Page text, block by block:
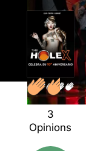
3
Opinions